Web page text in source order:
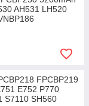
AH531 LH520
FPCBP219
E752 P770
S7110 SH560